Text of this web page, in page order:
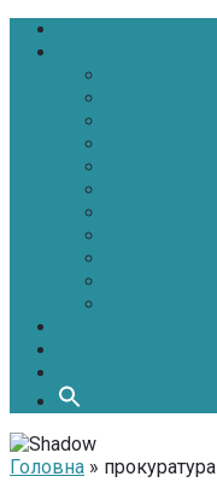
Головна » прокуратура